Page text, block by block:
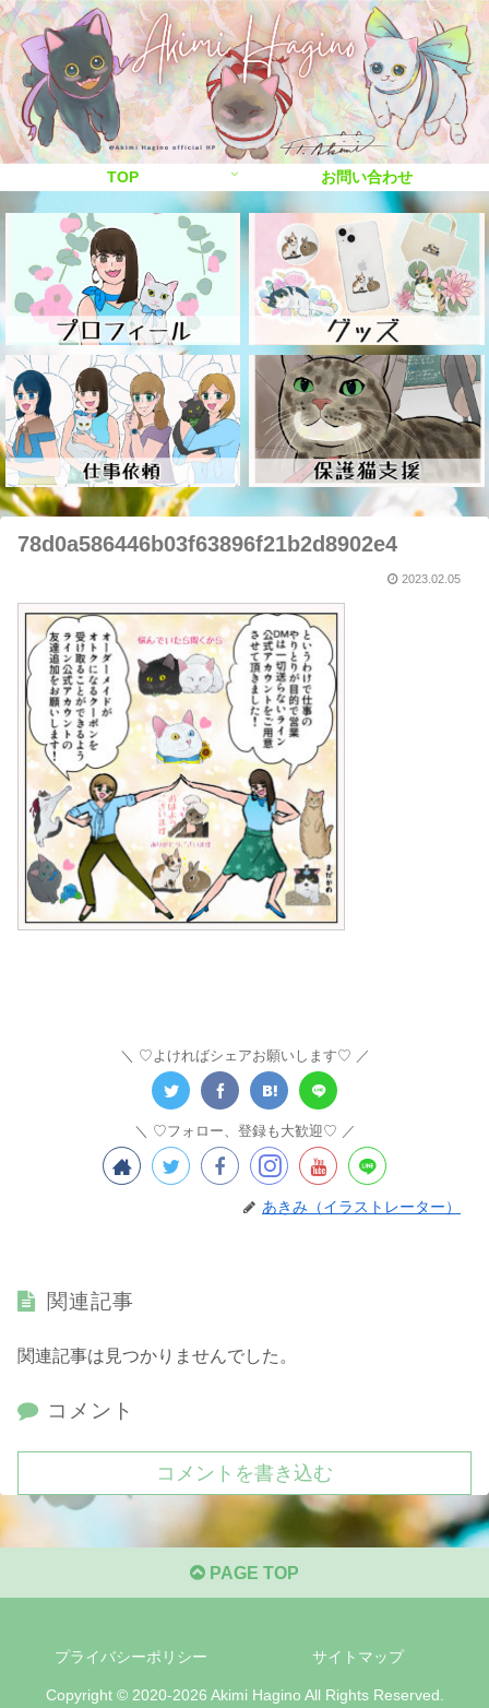
TOP お問い合わせ
78d0a586446b03f63896f21b2d8902e4
2023.02.05
♡よければシェアお願いします♡
♡フォロー、登録も大歓迎♡
あきみ（イラストレーター）
関連記事
関連記事は見つかりませんでした。
コメント
コメントを書き込む
PAGE TOP
プライバシーポリシー サイトマップ
Copyright © 2020-2026 Akimi Hagino All Rights Reserved.